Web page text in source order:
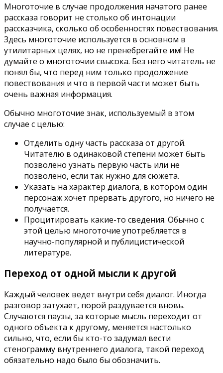
Многоточие в случае продолжения начатого ранее
рассказа говорит не столько об интонации
рассказчика, сколько об особенностях повествования.
Здесь многоточие используется в основном в
утилитарных целях, но не пренебрегайте им! Не
думайте о многоточии свысока. Без него читатель не
понял бы, что перед ним только продолжение
повествования и что в первой части может быть
очень важная информация.
Обычно многоточие знак, используемый в этом
случае с целью:
Отделить одну часть рассказа от другой.
Читателю в одинаковой степени может быть
позволено узнать первую часть или не
позволено, если так нужно для сюжета.
Указать на характер диалога, в котором один
персонаж хочет прервать другого, но ничего не
получается.
Процитировать какие-то сведения. Обычно с
этой целью многоточие употребляется в
научно-популярной и публицистической
литературе.
Переход от одной мысли к другой
Каждый человек ведет внутри себя диалог. Иногда
разговор затухает, порой раздувается вновь.
Случаются паузы, за которые мысль переходит от
одного объекта к другому, меняется настолько
сильно, что, если бы кто-то задумал вести
стенограмму внутреннего диалога, такой переход
обязательно надо было бы обозначить.